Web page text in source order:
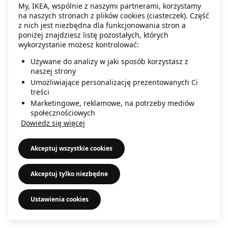
information).
My, IKEA, wspólnie z naszymi partnerami, korzystamy
na naszych stronach z plików cookies (ciasteczek). Część
z nich jest niezbędna dla funkcjonowania stron a
poniżej znajdziesz listę pozostałych, których
wykorzystanie możesz kontrolować:
Używane do analizy w jaki sposób korzystasz z
naszej strony
Umożliwiające personalizację prezentowanych Ci
treści
Marketingowe, reklamowe, na potrzeby mediów
społecznościowych
Dowiedz się więcej
Akceptuj wszystkie cookies
Akceptuj tylko niezbędne
Ustawienia cookies